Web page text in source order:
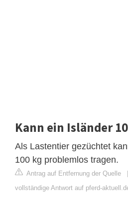
Kann ein Isländer
Als Lastentier gezüchtet
100 kg problemlos tragen.
Antrag auf Entfernung der Quelle
vollständige Antwort auf pferd-